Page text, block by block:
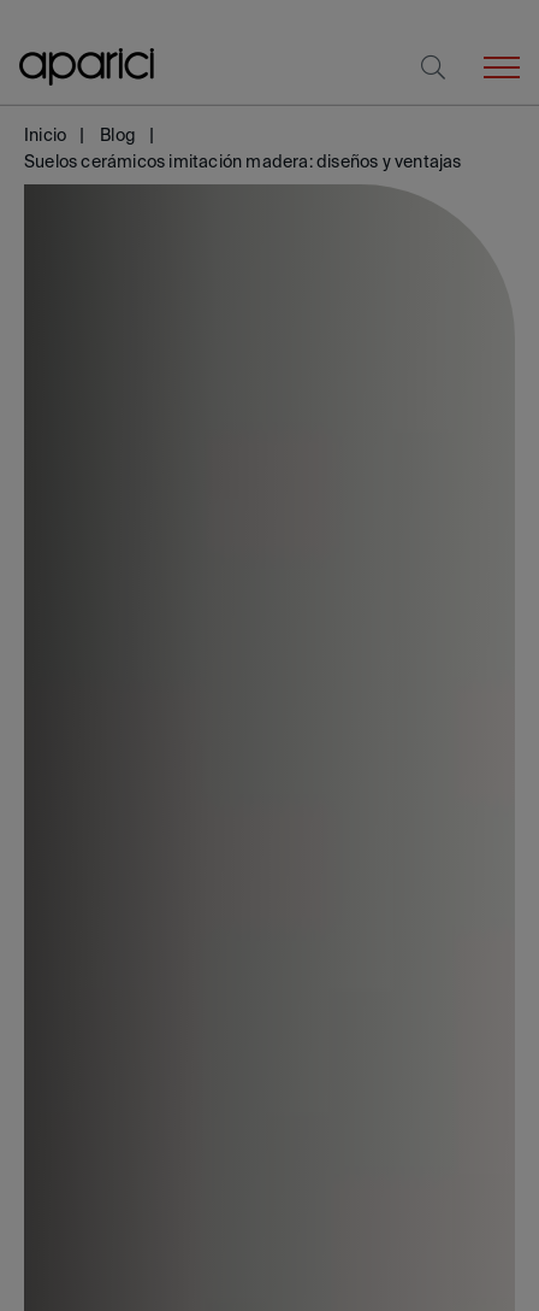
Inicio
Blog
Suelos cerámicos imitación madera: diseños y ventajas